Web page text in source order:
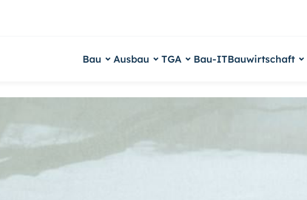
Bau Ausbau TGA Bau-ITBauwirtschaft